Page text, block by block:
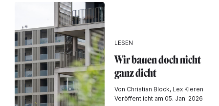
LESEN
Wir bauen doch nicht
ganz dicht
Von Christian Block, Lex Kleren
Veröffentlicht am 05. Jan. 2026